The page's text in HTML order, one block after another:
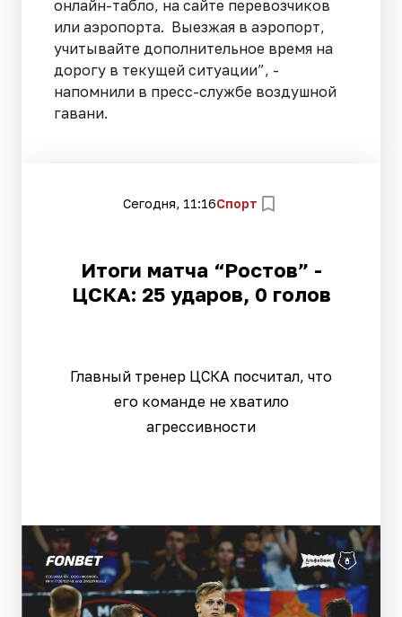
онлайн-табло, на сайте перевозчиков
или аэропорта. Выезжая в аэропорт,
учитывайте дополнительное время на
дорогу в текущей ситуации”, -
напомнили в пресс-службе воздушной
гавани.
Сегодня, 11:16Спорт
Итоги матча “Ростов” -
ЦСКА: 25 ударов, 0 голов
Главный тренер ЦСКА посчитал, что
его команде не хватило
агрессивности